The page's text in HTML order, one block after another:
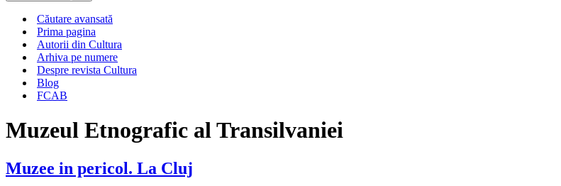
Căutare avansată
Prima pagina
Autorii din Cultura
Arhiva pe numere
Despre revista Cultura
Blog
FCAB
Muzeul Etnografic al Transilvaniei
Muzee in pericol. La Cluj